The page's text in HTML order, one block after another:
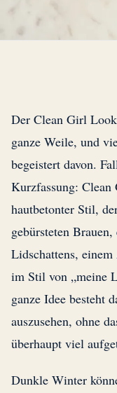
Der Clean Girl
ganze Weile, und
begeistert davon.
Kurzfassung:
hautbetonter Stil,
gebürsteten
Lidschattens,
im Stil von „meine
ganze Idee besteht
auszusehen, ohne
überhaupt viel
Dunkle Winter